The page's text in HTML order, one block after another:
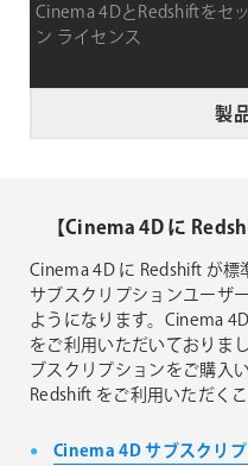
Cinema 4DとRedshiftをセ
ン ライセンス
製
【Cinema 4D に
Cinema 4D に Redshift が
サブスクリプションユーザ
ようになります。Cinema
をご利用いただいておりま
ブスクリプションをご購入
Redshift をご利用いただく
Cinema 4D サブスクリ